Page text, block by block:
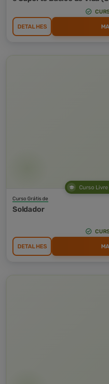
DETALHES
Curso Livre
Curso Grátis de
Soldador
DETALHES